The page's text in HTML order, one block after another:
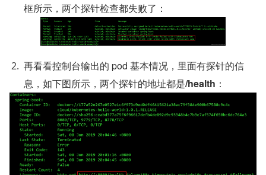
框所示，两个探针检查都失败了：
再看看控制台输出的 pod 基本情况，里面有探针的信
息，如下图所示，两个探针的地址都是/health ：